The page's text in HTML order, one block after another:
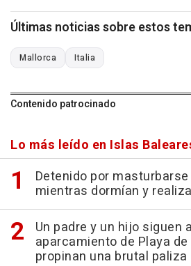
Últimas noticias sobre estos
Mallorca Italia
Contenido patrocinado
Lo más leído en Islas
Detenido por
mientras dormían y
Un padre y un hijo siguen
aparcamiento de Playa
propinan una brutal paliza